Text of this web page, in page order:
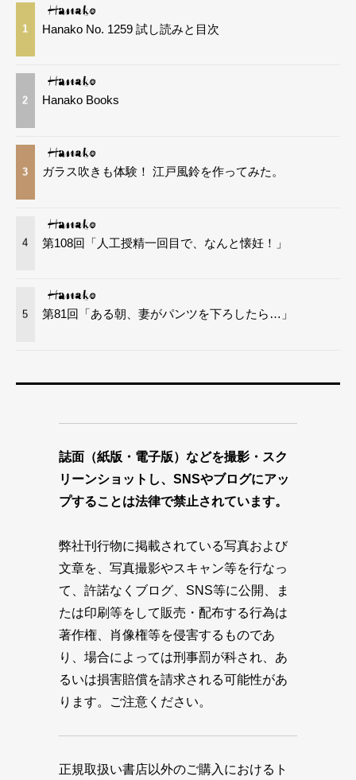
1 Hanako No. 1259 試し読みと目次
2 Hanako Books
3 ガラス吹きも体験！ 江戸風鈴を作ってみた。
4 第108回「人工授精一回目で、なんと懐妊！」
5 第81回「ある朝、妻がパンツを下ろしたら…」
誌面（紙版・電子版）などを撮影・スク
リーンショットし、SNSやブログにアッ
プすることは法律で禁止されています。
弊社刊行物に掲載されている写真および
文章を、写真撮影やスキャン等を行なっ
て、許諾なくブログ、SNS等に公開、ま
たは印刷等をして販売・配布する行為は
著作権、肖像権等を侵害するものであ
り、場合によっては刑事罰が科され、あ
るいは損害賠償を請求される可能性があ
ります。ご注意ください。
正規取扱い書店以外のご購入におけるト